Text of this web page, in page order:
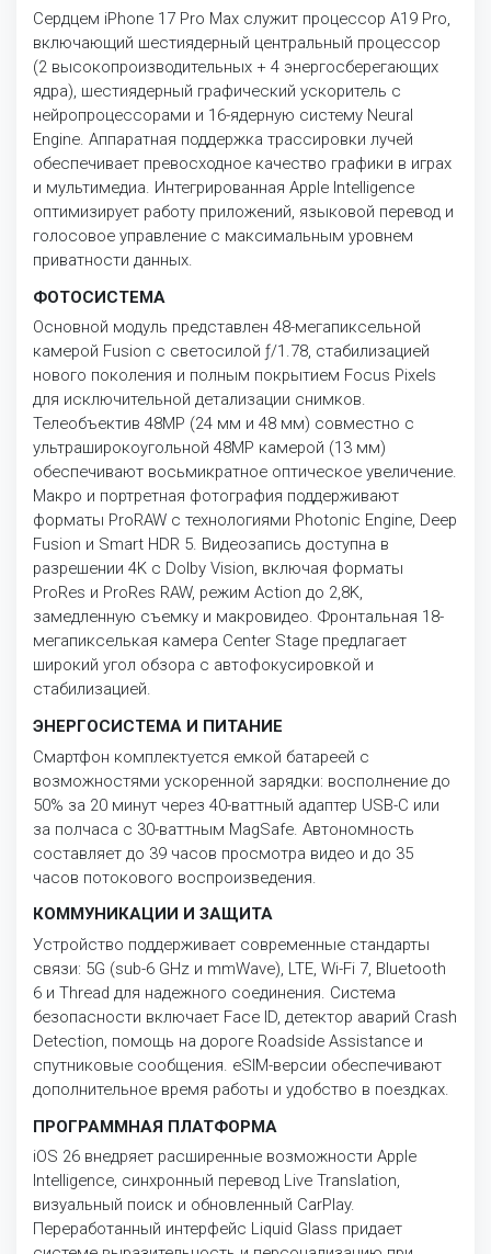
Сердцем iPhone 17 Pro Max служит процессор A19 Pro,
включающий шестиядерный центральный процессор
(2 высокопроизводительных + 4 энергосберегающих
ядра), шестиядерный графический ускоритель с
нейропроцессорами и 16-ядерную систему Neural
Engine. Аппаратная поддержка трассировки лучей
обеспечивает превосходное качество графики в играх
и мультимедиа. Интегрированная Apple Intelligence
оптимизирует работу приложений, языковой перевод и
голосовое управление с максимальным уровнем
приватности данных.
ФОТОСИСТЕМА
Основной модуль представлен 48-мегапиксельной
камерой Fusion с светосилой ƒ/1.78, стабилизацией
нового поколения и полным покрытием Focus Pixels
для исключительной детализации снимков.
Телеобъектив 48MP (24 мм и 48 мм) совместно с
ультраширокоугольной 48MP камерой (13 мм)
обеспечивают восьмикратное оптическое увеличение.
Макро и портретная фотография поддерживают
форматы ProRAW с технологиями Photonic Engine, Deep
Fusion и Smart HDR 5. Видеозапись доступна в
разрешении 4K с Dolby Vision, включая форматы
ProRes и ProRes RAW, режим Action до 2,8K,
замедленную съемку и макровидео. Фронтальная 18-
мегапикселькая камера Center Stage предлагает
широкий угол обзора с автофокусировкой и
стабилизацией.
ЭНЕРГОСИСТЕМА И ПИТАНИЕ
Смартфон комплектуется емкой батареей с
возможностями ускоренной зарядки: восполнение до
50% за 20 минут через 40-ваттный адаптер USB-C или
за полчаса с 30-ваттным MagSafe. Автономность
составляет до 39 часов просмотра видео и до 35
часов потокового воспроизведения.
КОММУНИКАЦИИ И ЗАЩИТА
Устройство поддерживает современные стандарты
связи: 5G (sub-6 GHz и mmWave), LTE, Wi-Fi 7, Bluetooth
6 и Thread для надежного соединения. Система
безопасности включает Face ID, детектор аварий Crash
Detection, помощь на дороге Roadside Assistance и
спутниковые сообщения. eSIM-версии обеспечивают
дополнительное время работы и удобство в поездках.
ПРОГРАММНАЯ ПЛАТФОРМА
iOS 26 внедряет расширенные возможности Apple
Intelligence, синхронный перевод Live Translation,
визуальный поиск и обновленный CarPlay.
Переработанный интерфейс Liquid Glass придает